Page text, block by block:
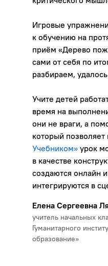
Игровые
к обучению на
приём «Дерево
сами от себя по
разбираем,
Учите детей
время на
они не враги, а
который
Учебником» урок
в качестве
создаются онлайн
интегрируются в
Елена Сергеевна
учитель начальных
Гуманитарного
образование»